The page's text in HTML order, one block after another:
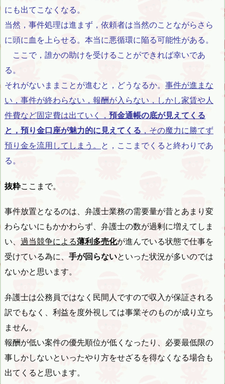
にも出てこなくなる。
当然，事件処理は進まず，依頼者は当然のことながらさら
に頭に血を上らせる。本当に悪循環に陥る可能性がある。
ここで，誰かの助けを受けることができれば幸いであ
る。
それがないままことが進むと，どうなるか。 事件が進まな
い，事件が終わらない，報酬が入らない，しかし家賃や人
件費など固定費は出ていく， 預金通帳の底が見えてくる
と，預り金口座が魅力的に見えてくる ，その魔力に勝てず
預り金を流用してしまう。 と，ここまでくると終わりであ
る。
抜粋ここまで。
事件放置となるのは、弁護士業務の需要量が昔とあまり変
わらないにもかかわらず、弁護士の数が過剰に増えてしま
い、 過当競争による薄利多売化が進んでいる状態で仕事を
受けている為に、 手が回らないといった状況が多いのでは
ないかと思います。
弁護士は公務員ではなく民間人ですので収入が保証される
訳でもなく、利益を度外視しては事業そのものが成り立ち
ません。
報酬が低い案件の優先順位が低くなったり、必要最低限の
事しかしないといったやり方をせざるを得なくなる場合も
出てくると思います。